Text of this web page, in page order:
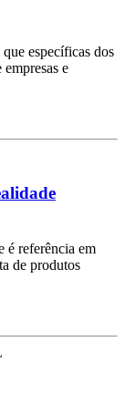
específicas dos
e
é referência em
de produtos